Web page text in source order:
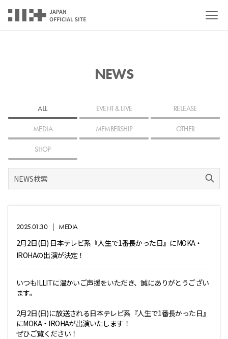
NEWS
ALL EVENT & LIVE RELEASE
MEDIA MEMBERSHIP OTHER
SHOP
2025.01.30 MEDIA
2月2日(日) 日本テレビ系『人生で1番長かった日』にMOKA・
IROHAの出演が決定！
いつもILLITに温かいご声援をいただき、誠にありがとうござい
ます。
2月2日(日)に放送される日本テレビ系『人生で1番長かった日』
にMOKA・IROHAが出演いたします！
ぜひご覧ください！